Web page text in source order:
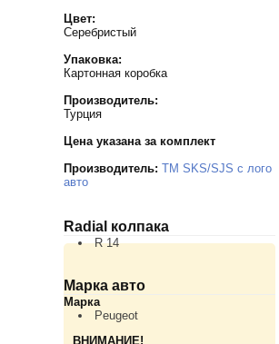
Цвет:
Серебристый
Упаковка:
Картонная коробка
Производитель:
Турция
Цена указана за комплект
Производитель: TM SKS/SJS с лого
авто
Radial колпака
R 14
Марка авто
Марка
Peugeot
ВНИМАНИЕ!